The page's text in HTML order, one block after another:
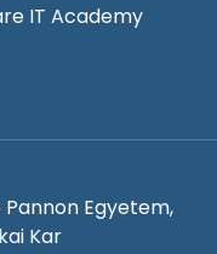
IT Academy
Egyetem,
Kar